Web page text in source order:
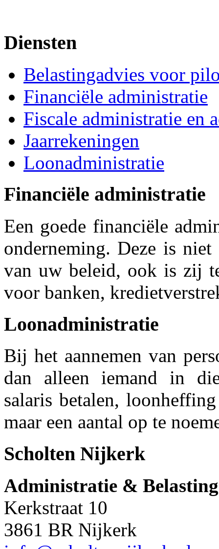
Diensten
Belastingadvies voor
Financiële administratie
Fiscale administratie en
Jaarrekeningen
Loonadministratie
Financiële administratie
Een goede financiële
onderneming. Deze is
van uw beleid, ook is zij
voor banken,
Loonadministratie
Bij het aannemen van
dan alleen iemand in
salaris betalen,
maar een aantal op te
Scholten Nijkerk
Administratie &
Kerkstraat 10
3861 BR Nijkerk